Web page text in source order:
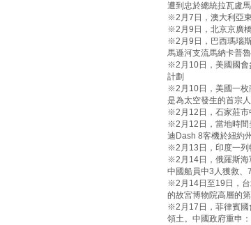
遭到忠於總統拉瓦盧
※2月7日，澳大利亞
※2月9日，北京京廣
※2月9日，巴西瑪瑙
馬遜河支流馬納卡普
※2月10日，美國國會
計劃
※2月10日，美國一枚
是為太空發生的首宗
※2月12日，石家莊市
※2月12日，當地時間
迪Dash 8客機於紐約
※2月13日，印度一列
※2月14日，俄羅斯海
中國船員中3人獲救、
※2月14日至19日，台
的故宮博物院高層的
※2月17日，菲律賓國
領土。中國政府重申